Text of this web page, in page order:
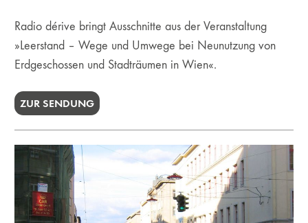
Radio dérive bringt Ausschnitte aus der Veranstaltung
»Leerstand – Wege und Umwege bei Neunutzung von
Erdgeschossen und Stadträumen in Wien«.
ZUR SENDUNG